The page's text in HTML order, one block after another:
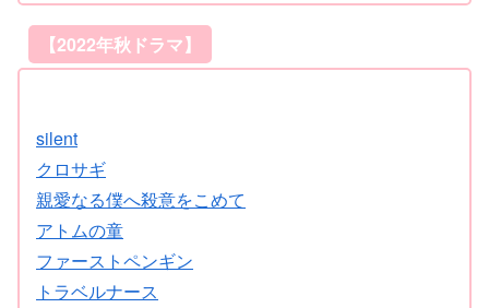
【2022年秋ドラマ】
silent
クロサギ
親愛なる僕へ殺意をこめて
アトムの童
ファーストペンギン
トラベルナース